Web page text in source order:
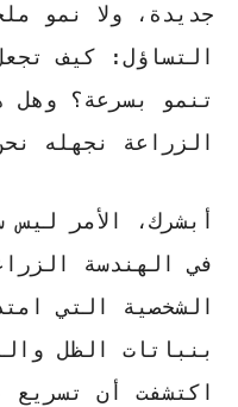
جديدة، ولا نمو
التساؤل: كيف
تنمو بسرعة؟ وهل
الزراعة نجهله
أبشرك، الأمر ليس
في الهندسة
الشخصية التي
بنباتات الظل
اكتشفت أن تسريع